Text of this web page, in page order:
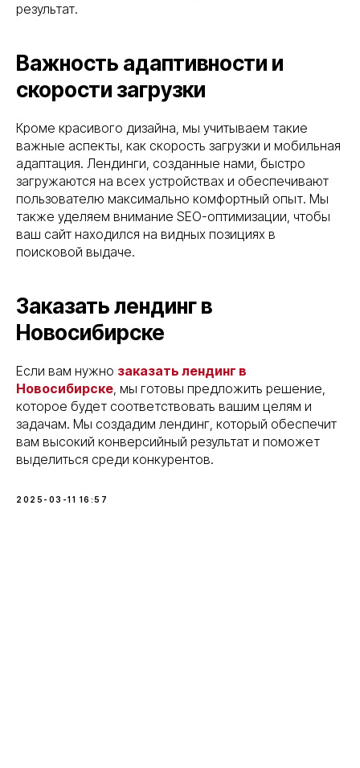
результат.
Важность адаптивности и
скорости загрузки
Кроме красивого дизайна, мы учитываем такие
важные аспекты, как скорость загрузки и мобильная
адаптация. Лендинги, созданные нами, быстро
загружаются на всех устройствах и обеспечивают
пользователю максимально комфортный опыт. Мы
также уделяем внимание SEO-оптимизации, чтобы
ваш сайт находился на видных позициях в
поисковой выдаче.
Заказать лендинг в
Новосибирске
Если вам нужно заказать лендинг в
Новосибирске, мы готовы предложить решение,
которое будет соответствовать вашим целям и
задачам. Мы создадим лендинг, который обеспечит
вам высокий конверсийный результат и поможет
выделиться среди конкурентов.
2025-03-11 16:57